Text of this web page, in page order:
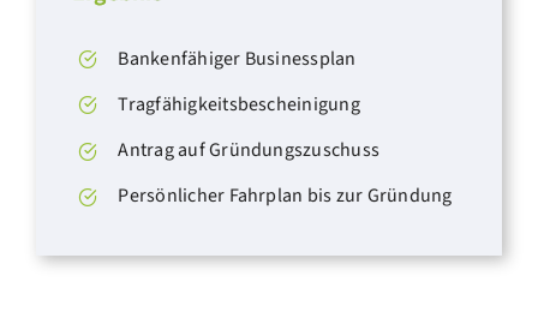
Bankenfähiger Businessplan
Tragfähigkeitsbescheinigung
Antrag aufGründungszuschuss
Persönlicher Fahrplan bis zur Gründung